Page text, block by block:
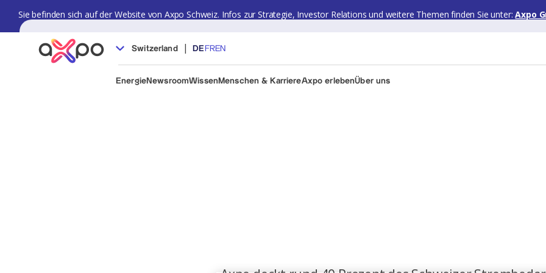
Sie befinden sich auf der Website von Axpo Schweiz. Infos zur Strategie, Investor Relations und weitere Themen finden Sie unter: Axpo
Switzerland | DE FREN
EnergieNewsroomWissenMenschen & KarriereAxpo erlebenÜber uns